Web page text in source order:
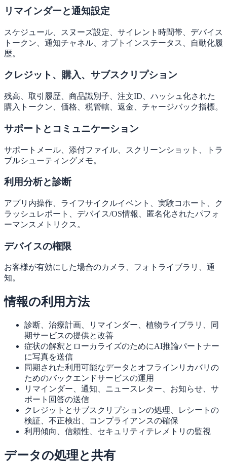
リマインダーと通知設定
スケジュール、スヌーズ設定、サイレント時間帯、デバイス
トークン、通知チャネル、オプトインステータス、自動化履
歴。
クレジット、購入、サブスクリプション
残高、取引履歴、商品識別子、注文ID、ハッシュ化された
購入トークン、価格、税管轄、返金、チャージバック指標。
サポートとコミュニケーション
サポートメール、添付ファイル、スクリーンショット、トラ
ブルシューティングメモ。
利用分析と診断
アプリ内操作、ライフサイクルイベント、実験コホート、ク
ラッシュレポート、デバイス/OS情報、匿名化されたパフォ
ーマンスメトリクス。
デバイスの権限
お客様が有効にした場合のカメラ、フォトライブラリ、通
知。
情報の利用方法
診断、治療計画、リマインダー、植物ライブラリ、同
期サービスの提供と改善
症状の解釈とローカライズのためにAI推論パートナー
に写真を送信
同期された利用可能なデータとオフラインリカバリの
ためのバックエンドサービスの運用
リマインダー、通知、ニュースレター、お知らせ、サ
ポート回答の送信
クレジットとサブスクリプションの処理、レシートの
検証、不正検出、コンプライアンスの確保
利用傾向、信頼性、セキュリティテレメトリの監視
データの処理と共有